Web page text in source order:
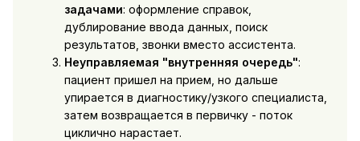
задачами: оформление справок,
дублирование ввода данных, поиск
результатов, звонки вместо ассистента.
Неуправляемая "внутренняя очередь":
пациент пришел на прием, но дальше
упирается в диагностику/узкого специалиста,
затем возвращается в первичку - поток
циклично нарастает.